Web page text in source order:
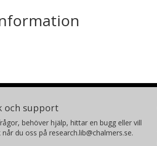
och support
behöver hjälp, hittar en bugg eller vill
når du oss på research.lib@chalmers.se.